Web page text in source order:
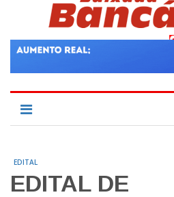
EDITAL
EDITAL DE